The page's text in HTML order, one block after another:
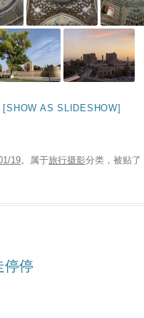
[SHOW AS SLIDESHOW]
19。属于旅行摄影分类，被贴了
停停